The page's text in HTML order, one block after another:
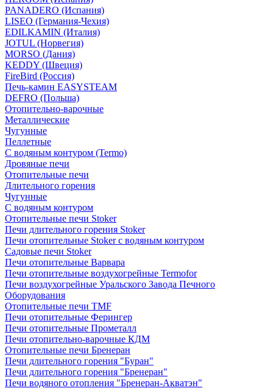
PANADERO (Испания)
LISEO (Германия-Чехия)
EDILKAMIN (Италия)
JOTUL (Норвегия)
MORSO (Дания)
KEDDY (Швеция)
FireBird (Россия)
Печь-камин EASYSTEAM
DEFRO (Польша)
Отопительно-варочные
Металлические
Чугунные
Пеллетные
С водяным контуром (Termo)
Дровяные печи
Отопительные печи
Длительного горения
Чугунные
C водяным контуром
Отопительные печи Stoker
Печи длительного горения Stoker
Печи отопительные Stoker с водяным контуром
Садовые печи Stoker
Печи отопительные Варвара
Печи отопительные воздухогрейные Termofor
Печи воздухогрейные Уральского Завода Печного
Оборудования
Отопительные печи TMF
Печи отопительные Ферингер
Печи отопительные Прометалл
Печи отопительно-варочные КДМ
Отопительные печи Бренеран
Печи длительного горения "Буран"
Печи длительного горения "Бренеран"
Печи водяного отопления "Бренеран-Акватэн"